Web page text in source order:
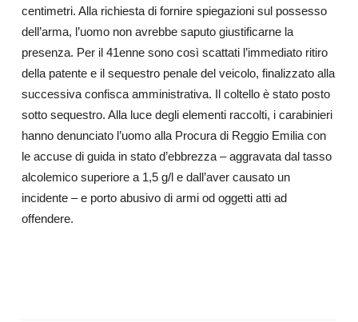
centimetri. Alla richiesta di fornire spiegazioni sul possesso
dell’arma, l’uomo non avrebbe saputo giustificarne la
presenza. Per il 41enne sono così scattati l’immediato ritiro
della patente e il sequestro penale del veicolo, finalizzato alla
successiva confisca amministrativa. Il coltello è stato posto
sotto sequestro. Alla luce degli elementi raccolti, i carabinieri
hanno denunciato l’uomo alla Procura di Reggio Emilia con
le accuse di guida in stato d’ebbrezza – aggravata dal tasso
alcolemico superiore a 1,5 g/l e dall’aver causato un
incidente – e porto abusivo di armi od oggetti atti ad
offendere.